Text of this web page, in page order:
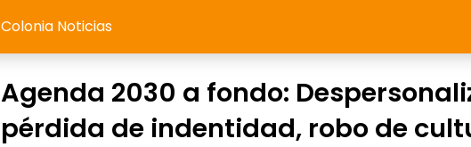
Colonia Noticias
Agenda 2030 a fondo:
pérdida de indentidad, robo de